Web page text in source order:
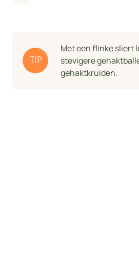
TIP
Met een flinke sliert
stevigere
gehaktkruiden.